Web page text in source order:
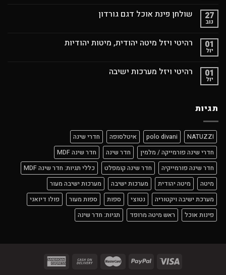
27
נוב
שולחן פינת אוכל דגם גורדון
01
יול
רהיטי ויזל מיטה יהודית, מיטות יהודיות
01
יול
רהיטי ויזל מערכות ישיבה
תגיות
NATUZZI
polo divani איטלסופה
חדרי שינה
חדרי שינה פורמייקה / מלמין
חדר שינה
חדר שינה MDF
חדר שינה פורמייקיה
חדר שינה קומפלט
כללי תגיות: חדר שינה MDF
מיטה
מיטה יהודית מערכות ישיבה
מערכות ישיבה מעור
מערכת ישיבה ויקטוריה
נטוצי ספות ספות מעור
פולו דיואני
פינות אוכל
ראש מיטה מרופד תגיות: חדר שינה